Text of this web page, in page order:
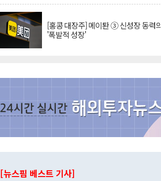
[홍콩 대장주] 메이퇀 ③ 신성장 동력
'폭발적 성장'
[뉴스핌 베스트 기사]